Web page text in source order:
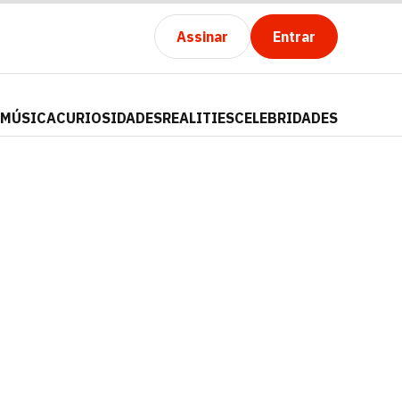
Assinar Entrar
MÚSICACURIOSIDADESREALITIESCELEBRIDADES